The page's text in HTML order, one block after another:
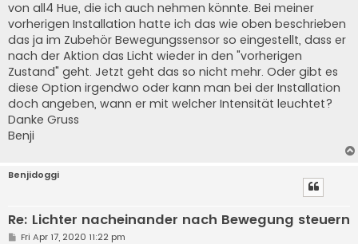
von all4 Hue, die ich auch nehmen könnte. Bei meiner
vorherigen Installation hatte ich das wie oben beschrieben
das ja im Zubehör Bewegungssensor so eingestellt, dass er
nach der Aktion das Licht wieder in den "vorherigen
Zustand" geht. Jetzt geht das so nicht mehr. Oder gibt es
diese Option irgendwo oder kann man bei der Installation
doch angeben, wann er mit welcher Intensität leuchtet?
Danke Gruss
Benji
Benjidoggi
Re: Lichter nacheinander nach Bewegung steuern
PFri Apr 17, 2020 11:22 pm